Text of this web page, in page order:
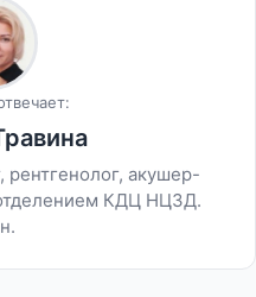
акушер-
КДЦ НЦЗД.